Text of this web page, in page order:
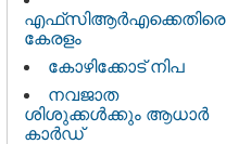
എഫ്‌സിആർഎക്കെതിരെ
കേരളം
കോഴിക്കോട് നിപ
നവജാത
ശിശുക്കള്‍ക്കും ആധാര്‍
കാര്‍ഡ്